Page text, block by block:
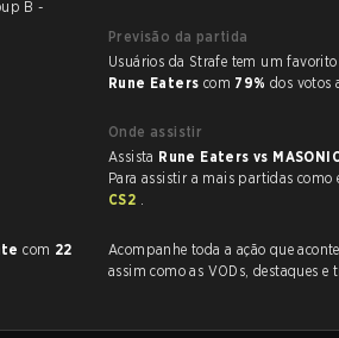
B -
com 22
Previsão da partida
Rune Eaters com 79% dos votos
Onde assistir
Assista Rune Eaters vs
Para assistir a mais partidas como
CS2 .
Acompanhe toda a ação que
assim como as VODs,